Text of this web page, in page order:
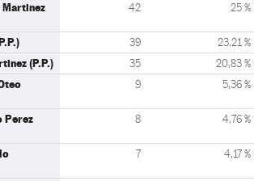
Martinez
42 25 %
39 23,21 %
(P.P.) 35 20,83 %
9 5,36 %
Perez
8 4,76 %
7 4,17 %